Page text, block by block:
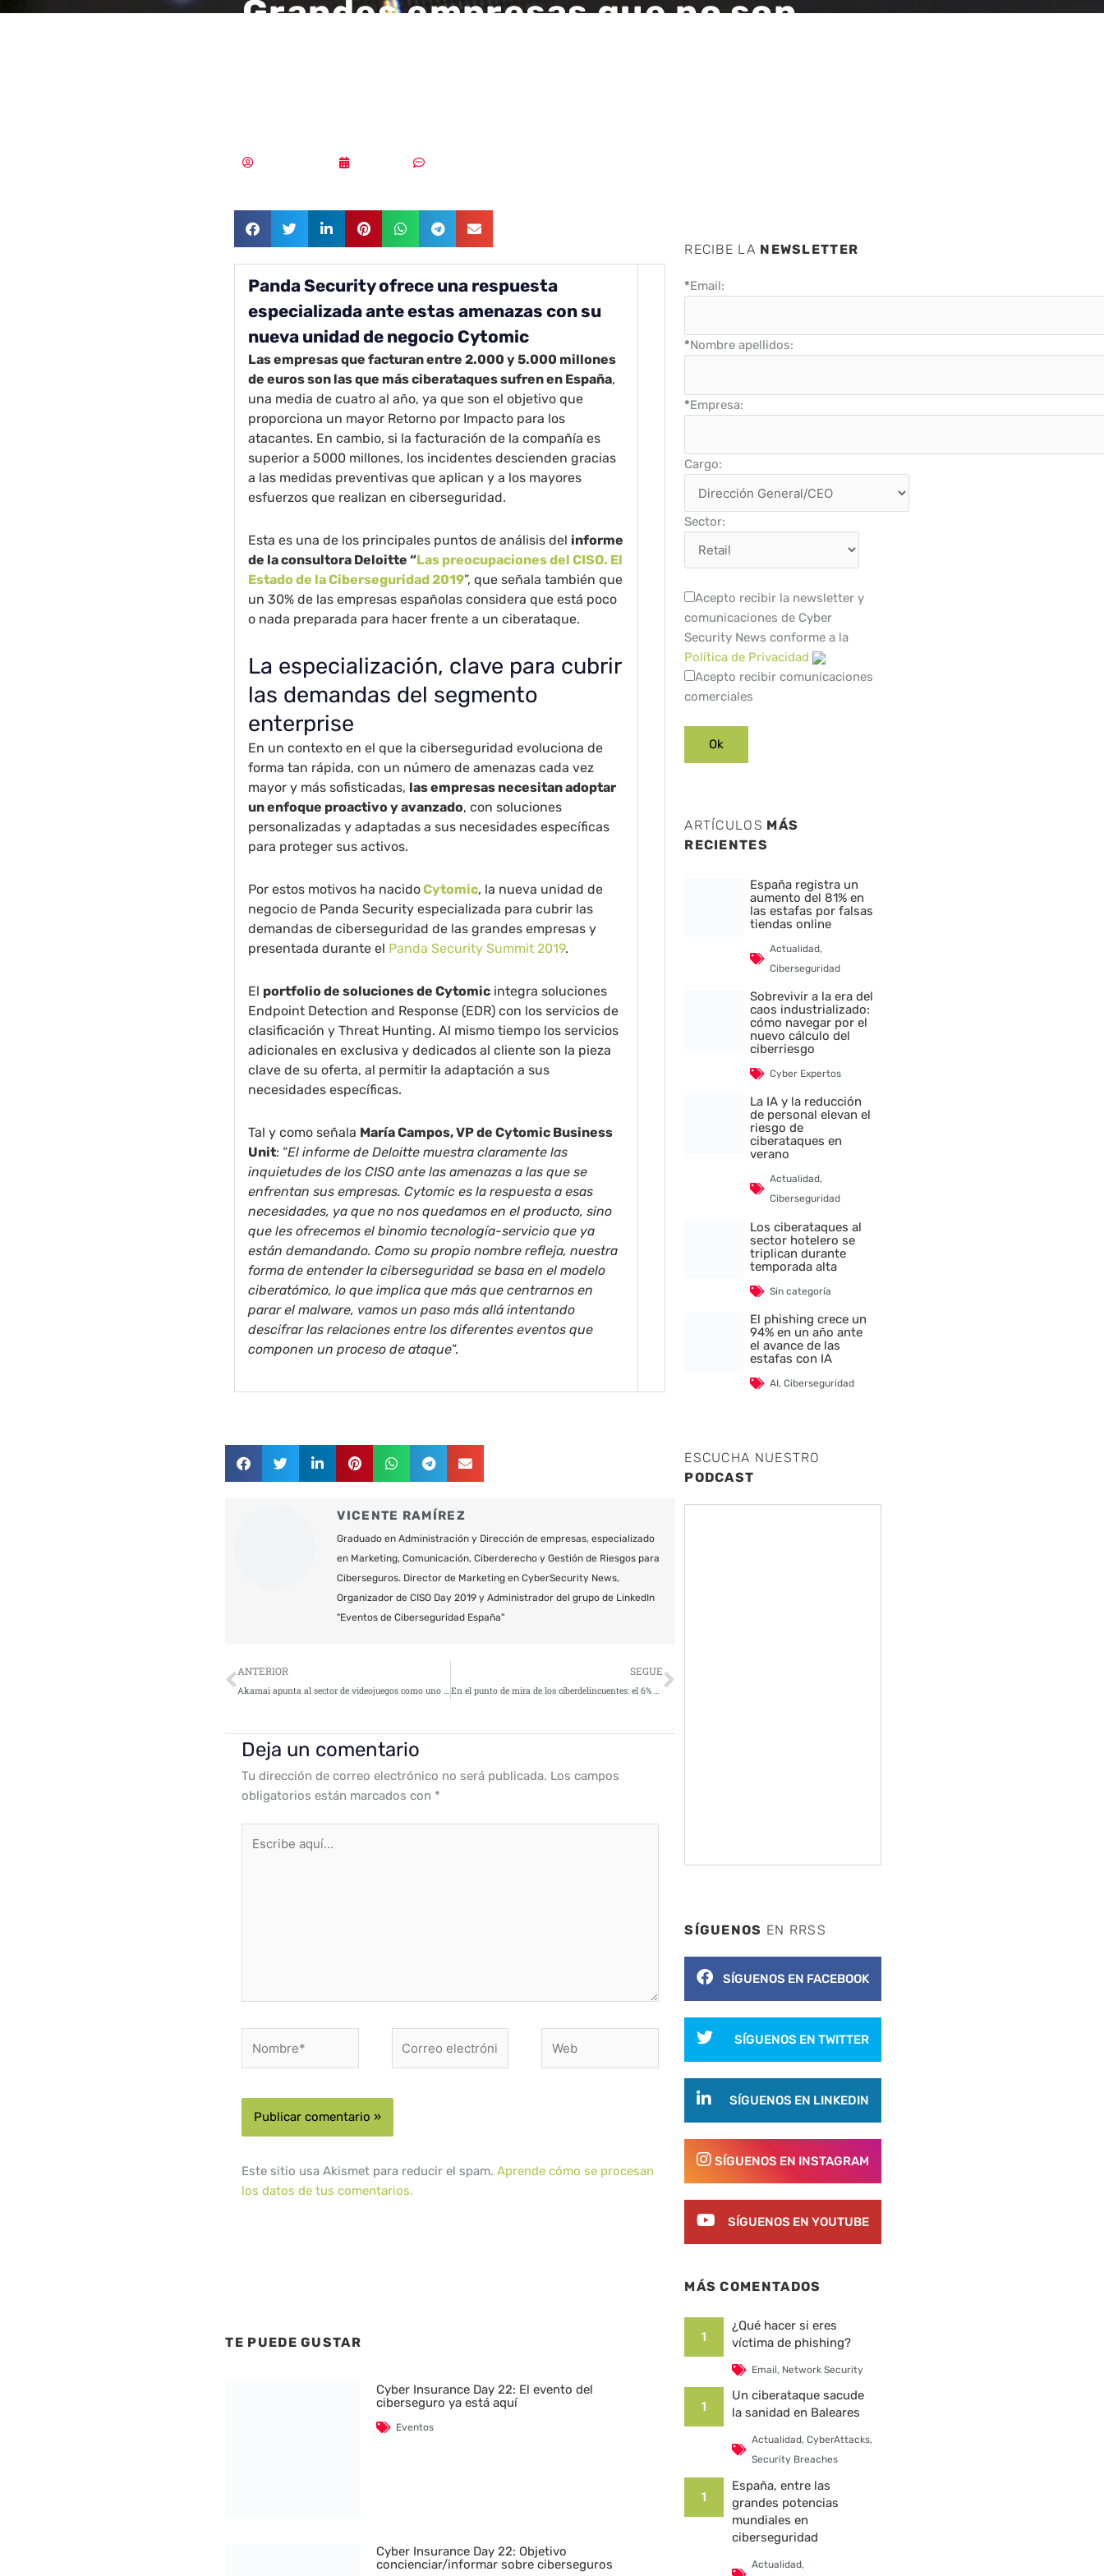
Grandes empresas que no son
Panda Security ofrece una respuesta
especializada ante estas amenazas con su
nueva unidad de negocio Cytomic
Las empresas que facturan entre 2.000 y 5.000 millones
de euros son las que más ciberataques sufren en España,
una media de cuatro al año, ya que son el objetivo que
proporciona un mayor Retorno por Impacto para los
atacantes. En cambio, si la facturación de la compañía es
superior a 5000 millones, los incidentes descienden gracias
a las medidas preventivas que aplican y a los mayores
esfuerzos que realizan en ciberseguridad.
Esta es una de los principales puntos de análisis del informe
de la consultora Deloitte “Las preocupaciones del CISO. El
Estado de la Ciberseguridad 2019”, que señala también que
un 30% de las empresas españolas considera que está poco
o nada preparada para hacer frente a un ciberataque.
La especialización, clave para cubrir
las demandas del segmento
enterprise
En un contexto en el que la ciberseguridad evoluciona de
forma tan rápida, con un número de amenazas cada vez
mayor y más sofisticadas, las empresas necesitan adoptar
un enfoque proactivo y avanzado, con soluciones
personalizadas y adaptadas a sus necesidades específicas
para proteger sus activos.
Por estos motivos ha nacidoCytomic, la nueva unidad de
negocio de Panda Security especializada para cubrir las
demandas de ciberseguridad de las grandes empresas y
presentada durante el Panda Security Summit 2019.
El portfolio de soluciones de Cytomic integra soluciones
Endpoint Detection and Response (EDR) con los servicios de
clasificación y Threat Hunting. Al mismo tiempo los servicios
adicionales en exclusiva y dedicados al cliente son la pieza
clave de su oferta, al permitir la adaptación a sus
necesidades específicas.
Tal y como señala María Campos, VP de Cytomic Business
Unit: “El informe de Deloitte muestra claramente las
inquietudes de los CISO ante las amenazas a las que se
enfrentan sus empresas. Cytomic es la respuesta a esas
necesidades, ya que no nos quedamos en el producto, sino
que les ofrecemos el binomio tecnología-servicio que ya
están demandando. Como su propio nombre refleja, nuestra
forma de entender la ciberseguridad se basa en el modelo
ciberatómico, lo que implica que más que centrarnos en
parar el malware, vamos un paso más allá intentando
descifrar las relaciones entre los diferentes eventos que
componen un proceso de ataque”.
VICENTE RAMÍREZ
Graduado en Administración y Dirección de empresas, especializado
en Marketing, Comunicación, Ciberderecho y Gestión de Riesgos para
Ciberseguros. Director de Marketing en CyberSecurity News,
Organizador de CISO Day 2019 y Administrador del grupo de LinkedIn
"Eventos de Ciberseguridad España"
Ant
ANTERIOR
Akamai apunta al sector de videojuegos como uno de los más atractivos para el cibercrimen
SEGUE
En el punto de mira de los ciberdelincuentes: el 6% de los españoles admite haber sido estafado al reservar sus vacaciones
Siguiente
Deja un comentario
Tu dirección de correo electrónico no será publicada. Los campos
obligatorios están marcados con *
aquí...
electrónico*
Este sitio usa Akismet para reducir el spam.Aprende cómo se procesan
los datos de tus comentarios.
TE PUEDE GUSTAR
Cyber Insurance Day 22: El evento del
ciberseguro ya está aquí
Eventos
Cyber Insurance Day 22: Objetivo
concienciar/informar sobre ciberseguros
RECIBE LA NEWSLETTER
*Email:
*Nombre apellidos:
*Empresa:
Cargo:
Sector:
Acepto recibir la newsletter y
comunicaciones de Cyber
Security News conforme a la
Política de Privacidad
Acepto recibir comunicaciones
comerciales
ARTÍCULOS MÁS
RECIENTES
España registra un
aumento del 81% en
las estafas por falsas
tiendas online
Actualidad,
Ciberseguridad
Sobrevivir a la era del
caos industrializado:
cómo navegar por el
nuevo cálculo del
ciberriesgo
Cyber Expertos
La IA y la reducción
de personal elevan el
riesgo de
ciberataques en
verano
Actualidad,
Ciberseguridad
Los ciberataques al
sector hotelero se
triplican durante
temporada alta
Sin categoría
El phishing crece un
94% en un año ante
el avance de las
estafas con IA
AI,Ciberseguridad
ESCUCHA NUESTRO
PODCAST
SÍGUENOS EN RRSS
SÍGUENOS EN FACEBOOK
SÍGUENOS EN TWITTER
SÍGUENOS EN LINKEDIN
SÍGUENOS EN INSTAGRAM
SÍGUENOS EN YOUTUBE
MÁS COMENTADOS
1
¿Qué hacer si eres
víctima de phishing?
Email, Network Security
1
Un ciberataque sacude
la sanidad en Baleares
Actualidad, CyberAttacks,
Security Breaches
1
España, entre las
grandes potencias
mundiales en
ciberseguridad
Actualidad,